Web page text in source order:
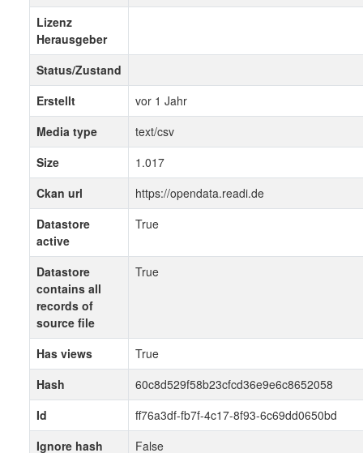
Lizenz
Herausgeber
Status/Zustand
Erstellt
vor 1 Jahr
Media type
text/csv
Size
1.017
Ckan url
https://opendata.readi.de
Datastore
active
True
Datastore
contains all
records of
source file
True
Has views
True
Hash
60c8d529f58b23cfcd36e9e6c8652058
Id
ff76a3df-fb7f-4c17-8f93-6c69dd0650bd
Ignore hash
False